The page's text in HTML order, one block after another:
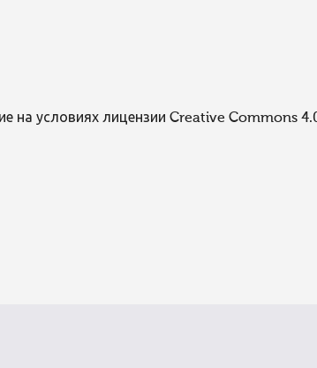
условиях лицензии Creative Commons